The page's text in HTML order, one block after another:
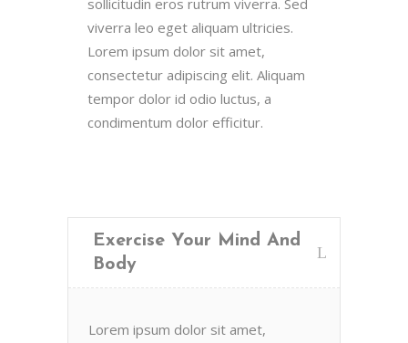
sollicitudin eros rutrum viverra. Sed
viverra leo eget aliquam ultricies.
Lorem ipsum dolor sit amet,
consectetur adipiscing elit. Aliquam
tempor dolor id odio luctus, a
condimentum dolor efficitur.
Exercise Your Mind And
Body
Lorem ipsum dolor sit amet,